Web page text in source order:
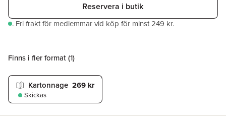
Reservera i butik
. Fri frakt för medlemmar vid köp för minst 249 kr.
Finns i fler format (1)
Kartonnage 269 kr
Skickas